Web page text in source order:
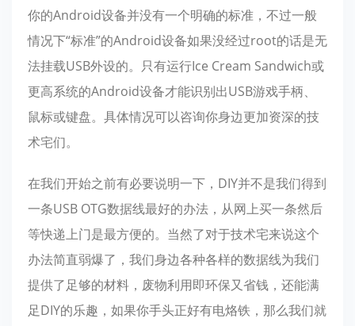
你的Android设备并没有一个明确的标准，不过一般
情况下“标准”的Android设备如果没经过root的话是无
法挂载USB外设的。只有运行Ice Cream Sandwich或
更高系统的Android设备才能识别出USB游戏手柄、
鼠标或键盘。具体情况可以咨询你身边更加资深的技
术宅们。
在我们开始之前有必要说明一下，DIY并不是我们得到
一条USB OTG数据线最好的办法，从网上买一条然后
等快递上门是最方便的。当然了对于技术宅来说这个
办法简直弱爆了，我们身边各种各样的数据线为我们
提供了足够的材料，废物利用即环保又省钱，还能满
足DIY的乐趣，如果你手头正好有电烙铁，那么我们就